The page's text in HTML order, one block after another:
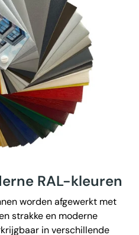
RAL-kleuren
worden afgewerkt met
strakke en moderne
in verschillende